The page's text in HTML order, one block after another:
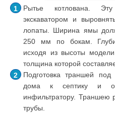
Рытье котлована.
экскаватором и
лопаты. Ширина ямы
250 мм по бокам.
исходя из высоты
толщина которой
Подготовка траншей под
дома к септику и
инфильтратору.
трубы.